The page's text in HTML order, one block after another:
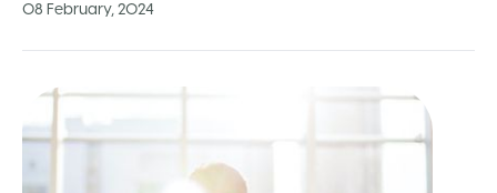
08 February, 2024